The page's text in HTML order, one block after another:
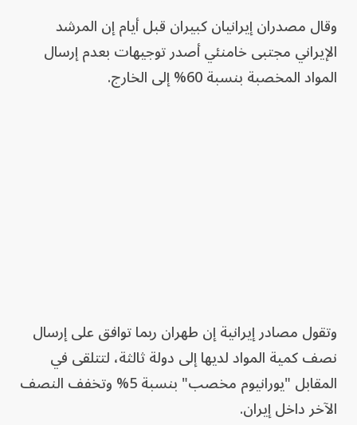
وقال مصدران إيرانيان كبيران قبل أيام إن المرشد
الإيراني مجتبى خامنئي أصدر توجيهات بعدم إرسال
المواد المخصبة بنسبة 60% إلى الخارج.
وتقول مصادر إيرانية إن طهران ربما توافق على إرسال
نصف ‌كمية المواد لديها إلى ‌دولة ثالثة، لتتلقى في
المقابل "يورانيوم مخصب" بنسبة 5% وتخفف النصف
الآخر داخل إيران.